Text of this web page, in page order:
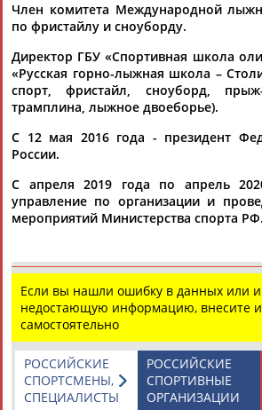
Член комитета Международной
по фристайлу и сноуборду.
Директор ГБУ «Спортивная школа
«Русская горно-лыжная школа –
спорт, фристайл, сноуборд,
трамплина, лыжное двоеборье).
С 12 мая 2016 года - президент
России.
С апреля 2019 года по апрель
управление по организации и
мероприятий Министерства спорта РФ.
Если вы нашли ошибку в данных или
недостающую информацию, внесите
самостоятельно
РОССИЙСКИЕ
СПОРТИВНЫЕ
ОРГАНИЗАЦИИ
РОССИЙСКИЕ
СПОРТСМЕНЫ,
СПЕЦИАЛИСТЫ